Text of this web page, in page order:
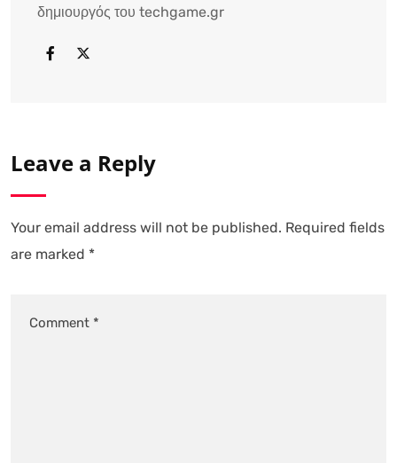
δημιουργός του techgame.gr
Leave a Reply
Your email address will not be published. Required fields
are marked *